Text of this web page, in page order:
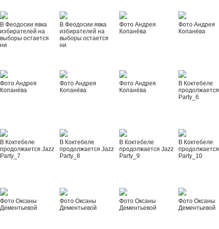
В Феодосии явка
избирателей на
выборы остается
ни
В Феодосии явка
избирателей на
выборы остается
ни
Фото Андрея
Копанёва
Фото Андрея
Копанёва
Фото Андрея
Копанёва
Фото Андрея
Копанёва
Фото Андрея
Копанёва
В Коктебеле
Party_6
В Коктебеле
продолжается Jazz
Party_7
В Коктебеле
продолжается Jazz
Party_8
В Коктебеле
продолжается Jazz
Party_9
В Коктебеле
Party_10
Фото Оксаны
Дементьевой
Фото Оксаны
Дементьевой
Фото Оксаны
Дементьевой
Фото Оксаны
Дементьевой